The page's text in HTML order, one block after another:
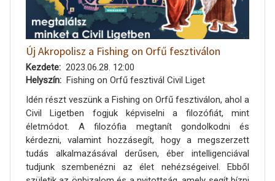
Új Akropolisz a Fishing on Orfű fesztiválon
Kezdete
2023.06.28. 12:00
Helyszín
Fishing on Orfű fesztivál Civil Liget
Idén részt veszünk a Fishing on Orfű fesztiválon, ahol a
Civil Ligetben fogjuk képviselni a filozófiát, mint
életmódot. A filozófia megtanít gondolkodni és
kérdezni, valamint hozzásegít, hogy a megszerzett
tudás alkalmazásával derűsen, éber intelligenciával
tudjunk szembenézni az élet nehézségeivel. Ebből